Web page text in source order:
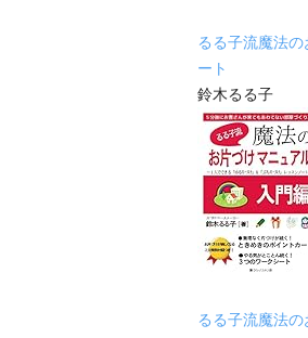
るる子流魔法
ート
鈴木るる子
るる子流魔法